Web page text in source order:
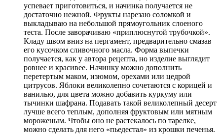
успевает приготовиться, и начинка получается не
достаточно нежной. Фрукты нарезаю соломкой и
выкладываю на небольшой прямоугольник слоеного
теста. После заворачиваю «приплюснутой трубочкой».
Кладу швом вниз на пергамент, предварительно смазав
его кусочком сливочного масла. Форма выпечки
получается, как у автора рецепта, но изделие выглядит
ровнее и красивее. Начинку можно дополнить
перетертым маком, изюмом, орехами или цедрой
цитрусов. Яблоки великолепно сочетаются с корицей и
ванилью, для цвета можно добавить куркуму или
тычинки шафрана. Подавать такой великолепный десерт
лучше всего теплым, дополняя фруктовым или мятным
мороженым. Чтобы оно не растекалось по тарелке,
можно сделать для него «пьедестал» из крошки печенья.